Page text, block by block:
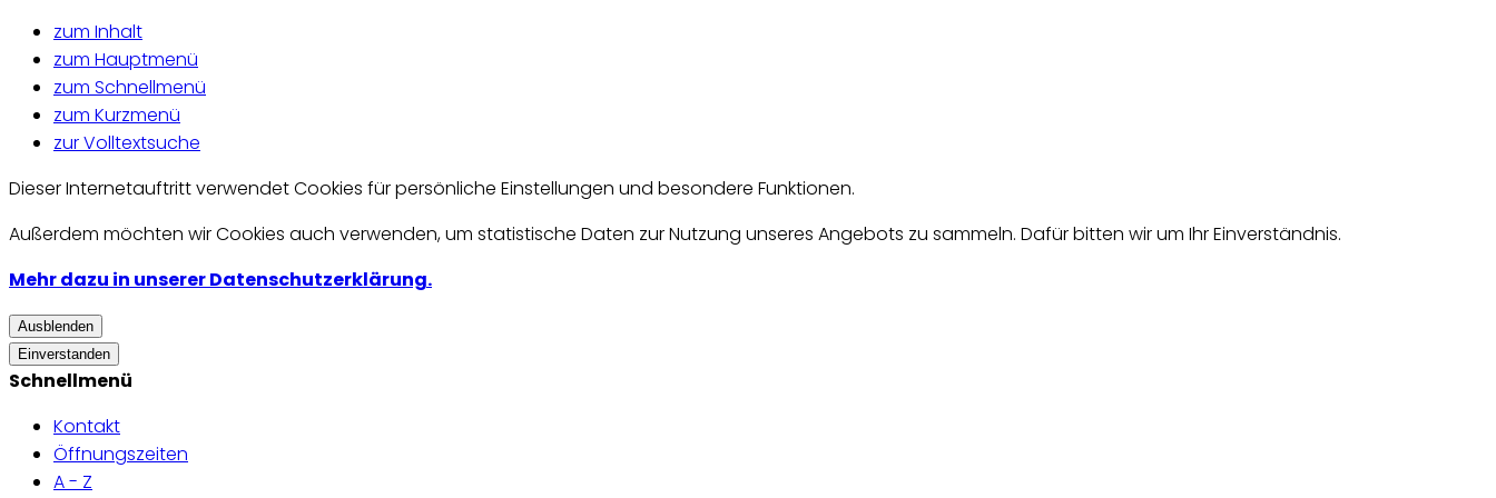
zum Inhalt
zum Hauptmenü
zum Schnellmenü
zum Kurzmenü
zur Volltextsuche
Dieser Internetauftritt verwendet Cookies für persönliche Einstellungen und besondere Funktionen.
Außerdem möchten wir Cookies auch verwenden, um statistische Daten zur Nutzung unseres Angebots zu sammeln. Dafür bitten wir um Ihr Einverständnis.
Mehr dazu in unserer Datenschutzerklärung.
Ausblenden
Einverstanden
Schnellmenü
Kontakt
Öffnungszeiten
A - Z